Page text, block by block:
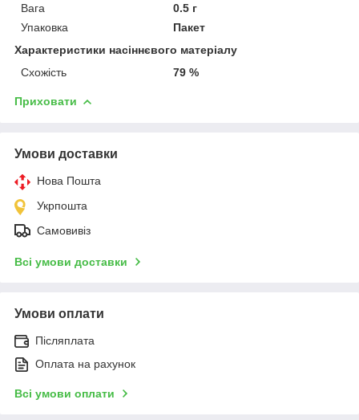
Вага
0.5 г
Упаковка
Пакет
Характеристики насіннєвого матеріалу
Схожість
79 %
Приховати
Умови доставки
Нова Пошта
Укрпошта
Самовивіз
Всі умови доставки
Умови оплати
Післяплата
Оплата на рахунок
Всі умови оплати